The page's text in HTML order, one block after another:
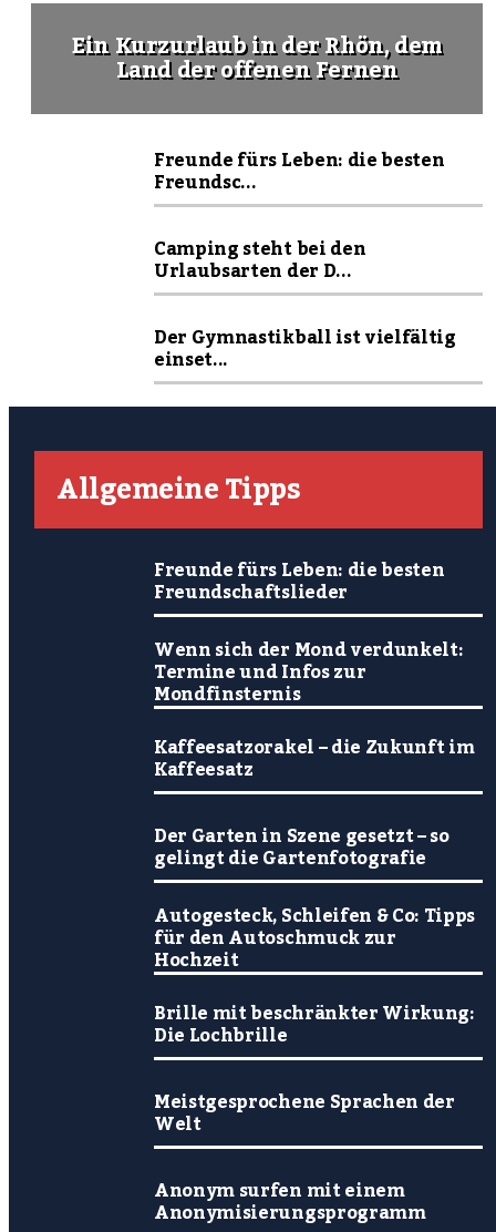
Ein Kurzurlaub in der Rhön, dem
Land der offenen Fernen
Freunde fürs Leben: die besten
Freundsc...
Camping steht bei den
Urlaubsarten der D...
Der Gymnastikball ist vielfältig
einset...
Allgemeine Tipps
Freunde fürs Leben: die besten
Freundschaftslieder
Wenn sich der Mond verdunkelt:
Termine und Infos zur
Mondfinsternis
Kaffeesatzorakel – die Zukunft im
Kaffeesatz
Der Garten in Szene gesetzt – so
gelingt die Gartenfotografie
Autogesteck, Schleifen & Co: Tipps
für den Autoschmuck zur
Hochzeit
Brille mit beschränkter Wirkung:
Die Lochbrille
Meistgesprochene Sprachen der
Welt
Anonym surfen mit einem
Anonymisierungsprogramm